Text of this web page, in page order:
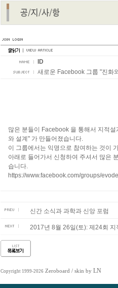
ID
새로운 Facebook 그룹 "진화
많은 분들이 Facebook 을 통해서 지적
와 설계" 가 만들어졌습니다.
이 그룹에서는 익명으로 참여하는 것이
아래로 들어가서 신청하여 주셔서 많은
습니다.
https://www.facebook.com/groups/
신간 소식과 과학과 신앙 포럼
​2017년 8월 26일(토): 제24회
Copyright 1999-2026 Zeroboard / skin by LN